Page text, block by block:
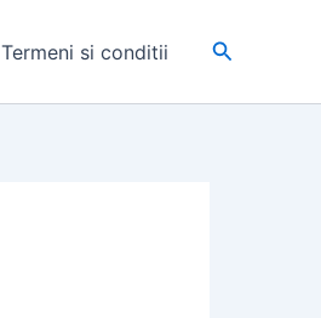
Termeni si conditii Search